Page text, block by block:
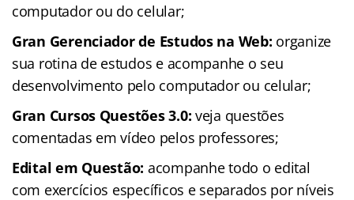
computador ou do celular;
Gran Gerenciador de Estudos na Web: organize
sua rotina de estudos e acompanhe o seu
desenvolvimento pelo computador ou celular;
Gran Cursos Questões 3.0: veja questões
comentadas em vídeo pelos professores;
Edital em Questão: acompanhe todo o edital
com exercícios específicos e separados por níveis